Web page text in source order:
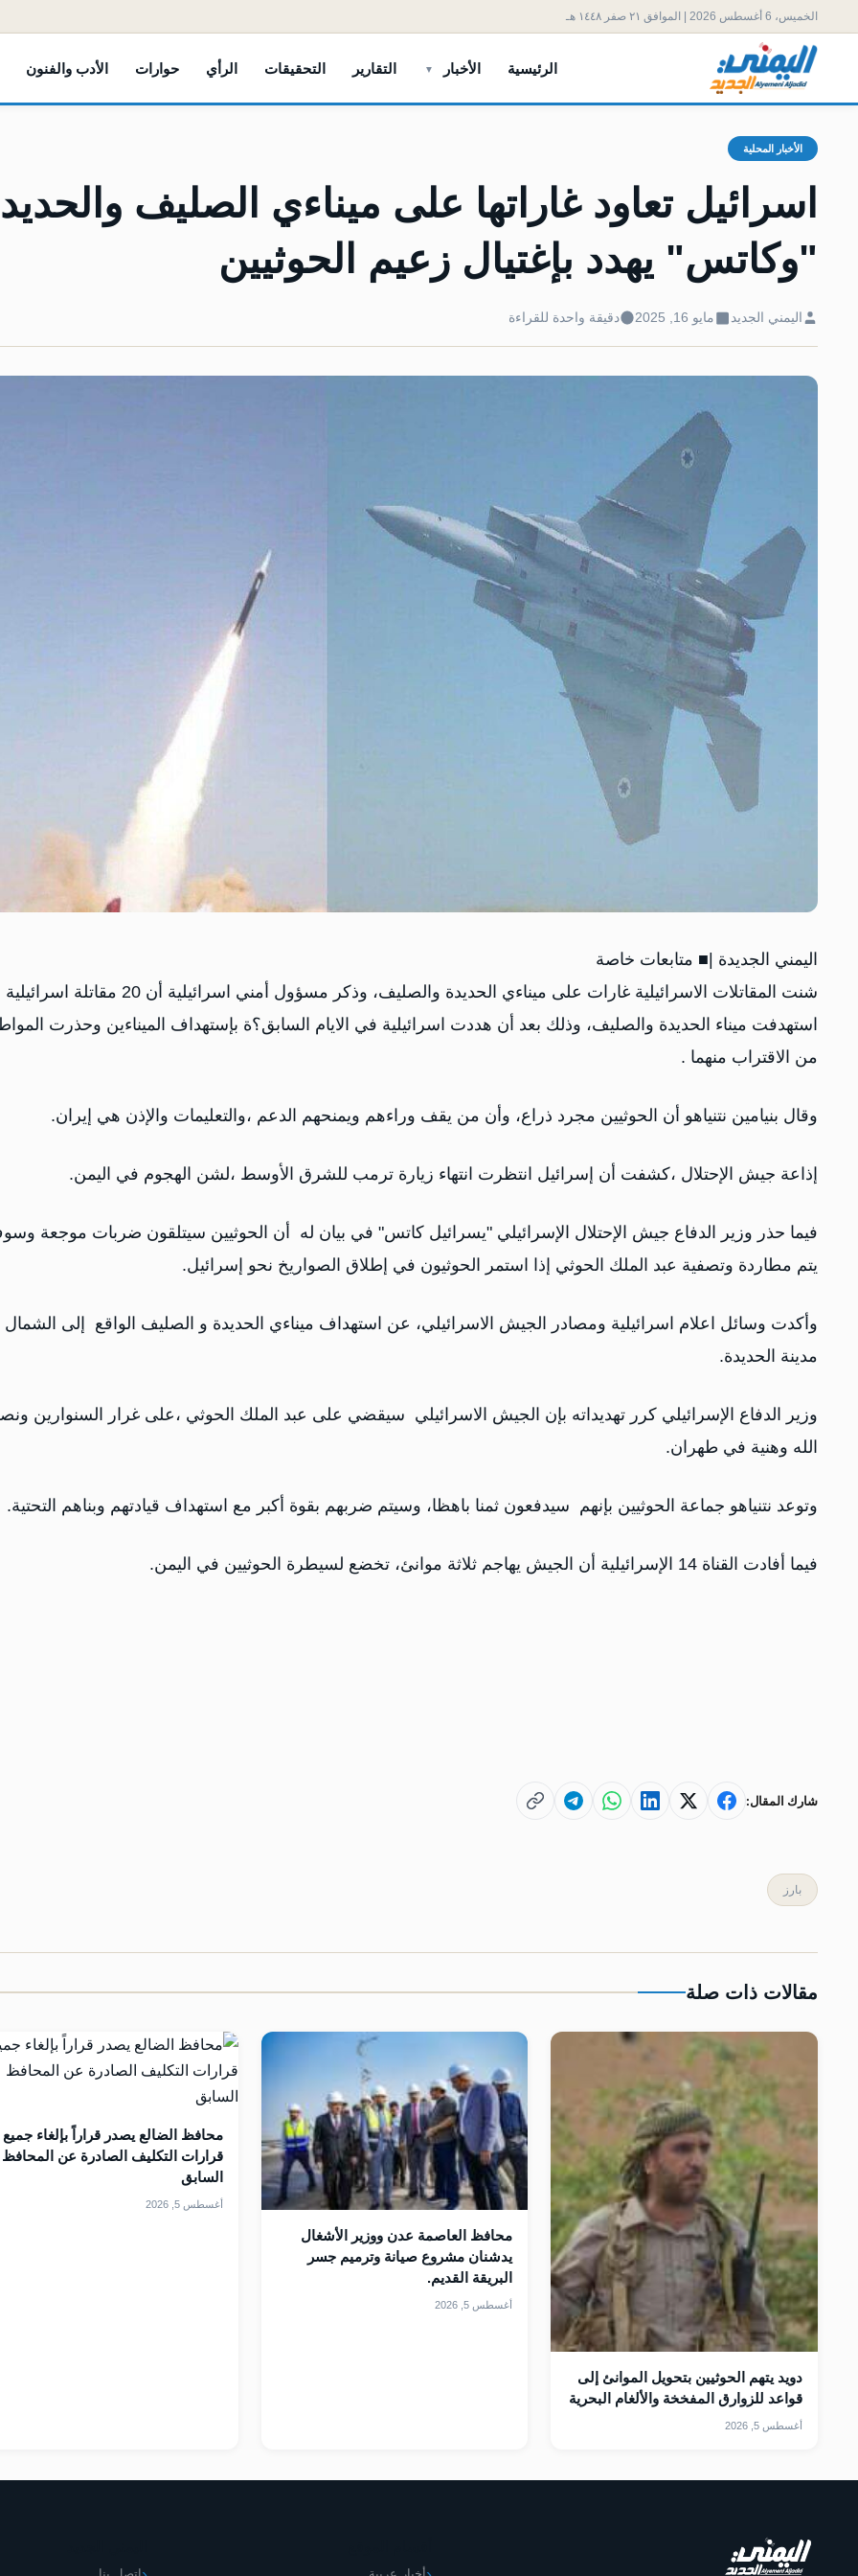
الخميس، 6 أغسطس 2026 | الموافق ٢١ صفر ١٤٤٨ هـ
الرئيسية الأخبار التقارير التحقيقات الرأي حوارات الأدب والفنون
الأخبار المحلية
اسرائيل تعاود غاراتها على ميناءي الصليف
"وكاتس" يهدد بإغتيال زعيم الحوثيين
اليمني الجديد مايو 16, 2025 دقيقة واحدة للقراءة
اليمني الجديدة |■ متابعات خاصة
شنت المقاتلات الاسرائيلية غارات على ميناءي الحديدة والصليف، وذكر مسؤول أمني اسرائيلية أن 20 مقاتلة اسرائيلية
استهدفت ميناء الحديدة والصليف، وذلك بعد أن هددت اسرائيلية في الايام السابق؟ة بإستهداف الميناءين وحذرت
من الاقتراب منهما .
وقال بنيامين نتنياهو أن الحوثيين مجرد ذراع، وأن من يقف وراءهم ويمنحهم الدعم ،والتعليمات والإذن هي ‎إيران.
إذاعة جيش الإحتلال ،كشفت أن إسرائيل انتظرت انتهاء زيارة ‎ترمب للشرق الأوسط ،لشن الهجوم في ‎اليمن.
‏فيما حذر وزير الدفاع جيش الإحتلال الإسرائيلي "يسرائيل كاتس" في بيان له أن الحوثيين سيتلقون ضربات موجعة
يتم مطاردة وتصفية عبد الملك الحوثي إذا استمر الحوثيون في إطلاق الصواريخ نحو إسرائيل.
وأكدت وسائل اعلام اسرائيلية ومصادر الجيش الاسرائيلي، عن استهداف ميناءي الحديدة و الصليف الواقع إلى
مدينة الحديدة.
‏وزير الدفاع الإسرائيلي كرر تهديداته بإن الجيش الاسرائيلي سيقضي على عبد الملك الحوثي ،على غرار السنوارين
الله وهنية في طهران.
‏وتوعد نتنياهو جماعة الحوثيين بإنهم سيدفعون ثمنا باهظا، وسيتم ضربهم بقوة أكبر مع استهداف قيادتهم وبناهم التحتية.
‏فيما أفادت القناة 14 الإسرائيلية أن الجيش يهاجم ثلاثة موانئ، تخضع لسيطرة الحوثيين في اليمن.
شارك المقال:
بارز
مقالات ذات صلة
دويد يتهم الحوثيين بتحويل الموانئ إلى
قواعد للزوارق المفخخة والألغام البحرية
أغسطس 5, 2026
محافظ العاصمة عدن ووزير الأشغال
يدشنان مشروع صيانة وترميم جسر
البريقة القديم.
أغسطس 5, 2026
محافظ الضالع يصدر قراراً بإلغاء جميع
قرارات التكليف الصادرة عن المحافظ
السابق
أغسطس 5, 2026